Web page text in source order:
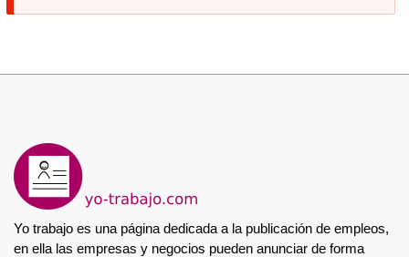
Yo trabajo es una página dedicada a la publicación de empleos,
en ella las empresas y negocios pueden anunciar de forma